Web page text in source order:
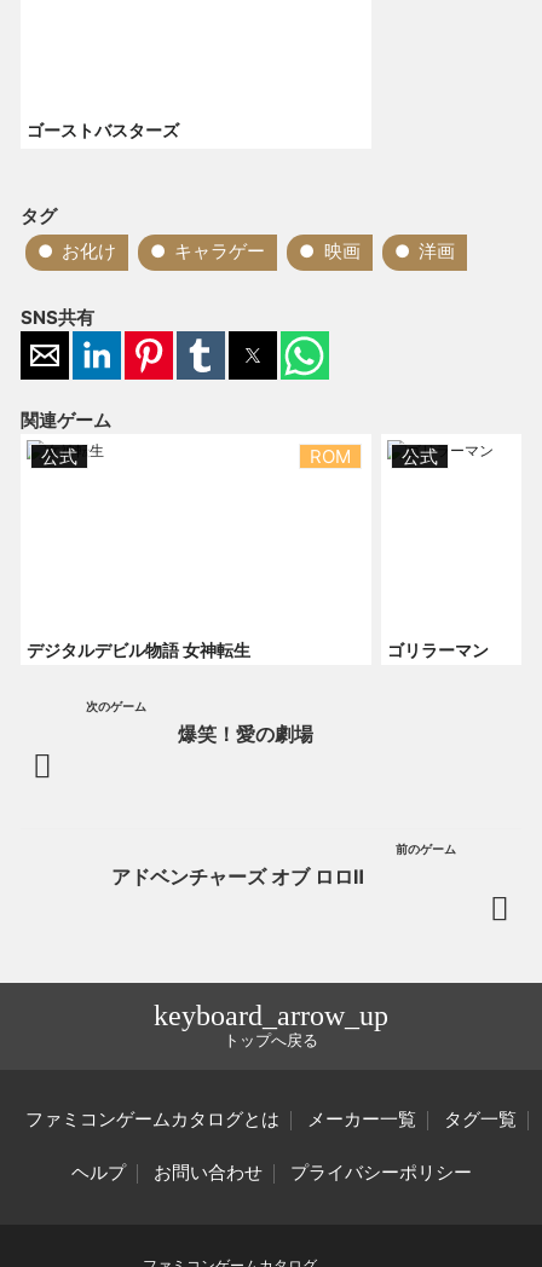
ゴーストバスターズ
タグ
お化け キャラゲー 映画 洋画
SNS共有
関連ゲーム
公式
ROM
デジタルデビル物語 女神転生
公式
ゴリラーマン
次のゲーム
爆笑！愛の劇場
前のゲーム
アドベンチャーズ オブ ロロⅡ
keyboard_arrow_up
トップへ戻る
ファミコンゲームカタログとは メーカー一覧 タグ一覧
ヘルプ お問い合わせ プライバシーポリシー